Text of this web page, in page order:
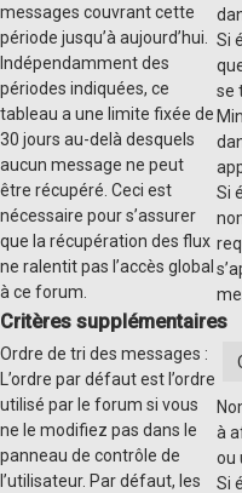
messages couvrant cette
période jusqu’à aujourd’hui.
Indépendamment des
périodes indiquées, ce
tableau a une limite fixée de
30 jours au-delà desquels
aucun message ne peut
être récupéré. Ceci est
nécessaire pour s’assurer
que la récupération des flux
ne ralentit pas l’accès global
à ce forum.
Si
se
Si
Critères supplémentaires
Ordre de tri des messages :
L’ordre par défaut est l’ordre
utilisé par le forum si vous
ne le modifiez pas dans le
panneau de contrôle de
l’utilisateur. Par défaut, les
à
ou
Si